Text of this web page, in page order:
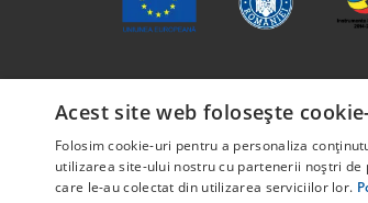
Conținutul acestui material nu
POCU/829/6/13 – Innotech
Acest site web folosește
Folosim cookie-uri pentru a personaliza
utilizarea site-ului nostru cu partenerii noștri
care le-au colectat din utilizarea serviciilor lor.